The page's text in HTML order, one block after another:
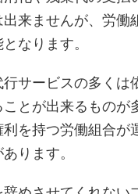
来ませんが、労働
なります。
サービスの多くは
とが出来るものが
利を持つ労働組合が
ります。